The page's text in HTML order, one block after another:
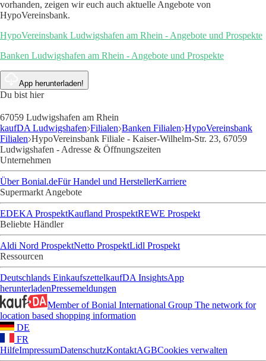
vorhanden, zeigen wir euch auch aktuelle Angebote von
HypoVereinsbank.
HypoVereinsbank Ludwigshafen am Rhein - Angebote und Prospekte
Banken Ludwigshafen am Rhein - Angebote und Prospekte
App herunterladen!
Du bist hier
67059 Ludwigshafen am Rhein
kaufDA Ludwigshafen Filialen Banken Filialen HypoVereinsbank
Filialen HypoVereinsbank Filiale - Kaiser-Wilhelm-Str. 23, 67059
Ludwigshafen - Adresse & Öffnungszeiten
Unternehmen
Über Bonial.deFür Handel und HerstellerKarriere
Supermarkt Angebote
EDEKA ProspektKaufland ProspektREWE Prospekt
Beliebte Händler
Aldi Nord ProspektNetto ProspektLidl Prospekt
Ressourcen
Deutschlands EinkaufszettelkaufDA InsightsApp
herunterladenPressemeldungen
Member of Bonial International Group The network for
location based shopping information
DE
FR
HilfeImpressumDatenschutzKontaktAGBCookies verwalten